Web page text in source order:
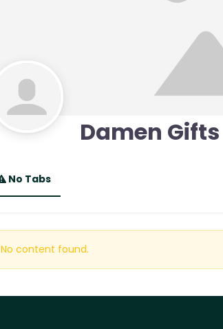
Damen Gifts
No Tabs
No content found.